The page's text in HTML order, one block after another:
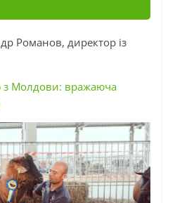
Романов, директор із
з Молдови: вражаюча